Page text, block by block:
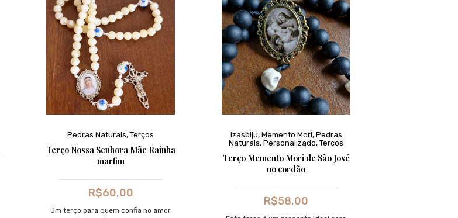
Pedras Naturais, Terços
Terço Nossa Senhora Mãe Rainha
marfim
R$60,00
Um terço para quem confia no amor
Izasbiju, Memento Mori, Pedras
Naturais, Personalizado, Terços
Terço Memento Mori de São José
no cordão
R$58,00